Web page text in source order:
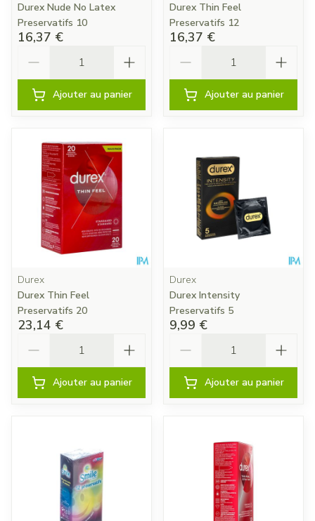
Durex Nude No Latex
Preservatifs 10
16,37 €
Ajouter au panier
Durex Thin Feel
Preservatifs 12
16,37 €
Ajouter au panier
Durex
Durex Thin Feel
Preservatifs 20
23,14 €
Ajouter au panier
Durex
Durex Intensity
Preservatifs 5
9,99 €
Ajouter au panier